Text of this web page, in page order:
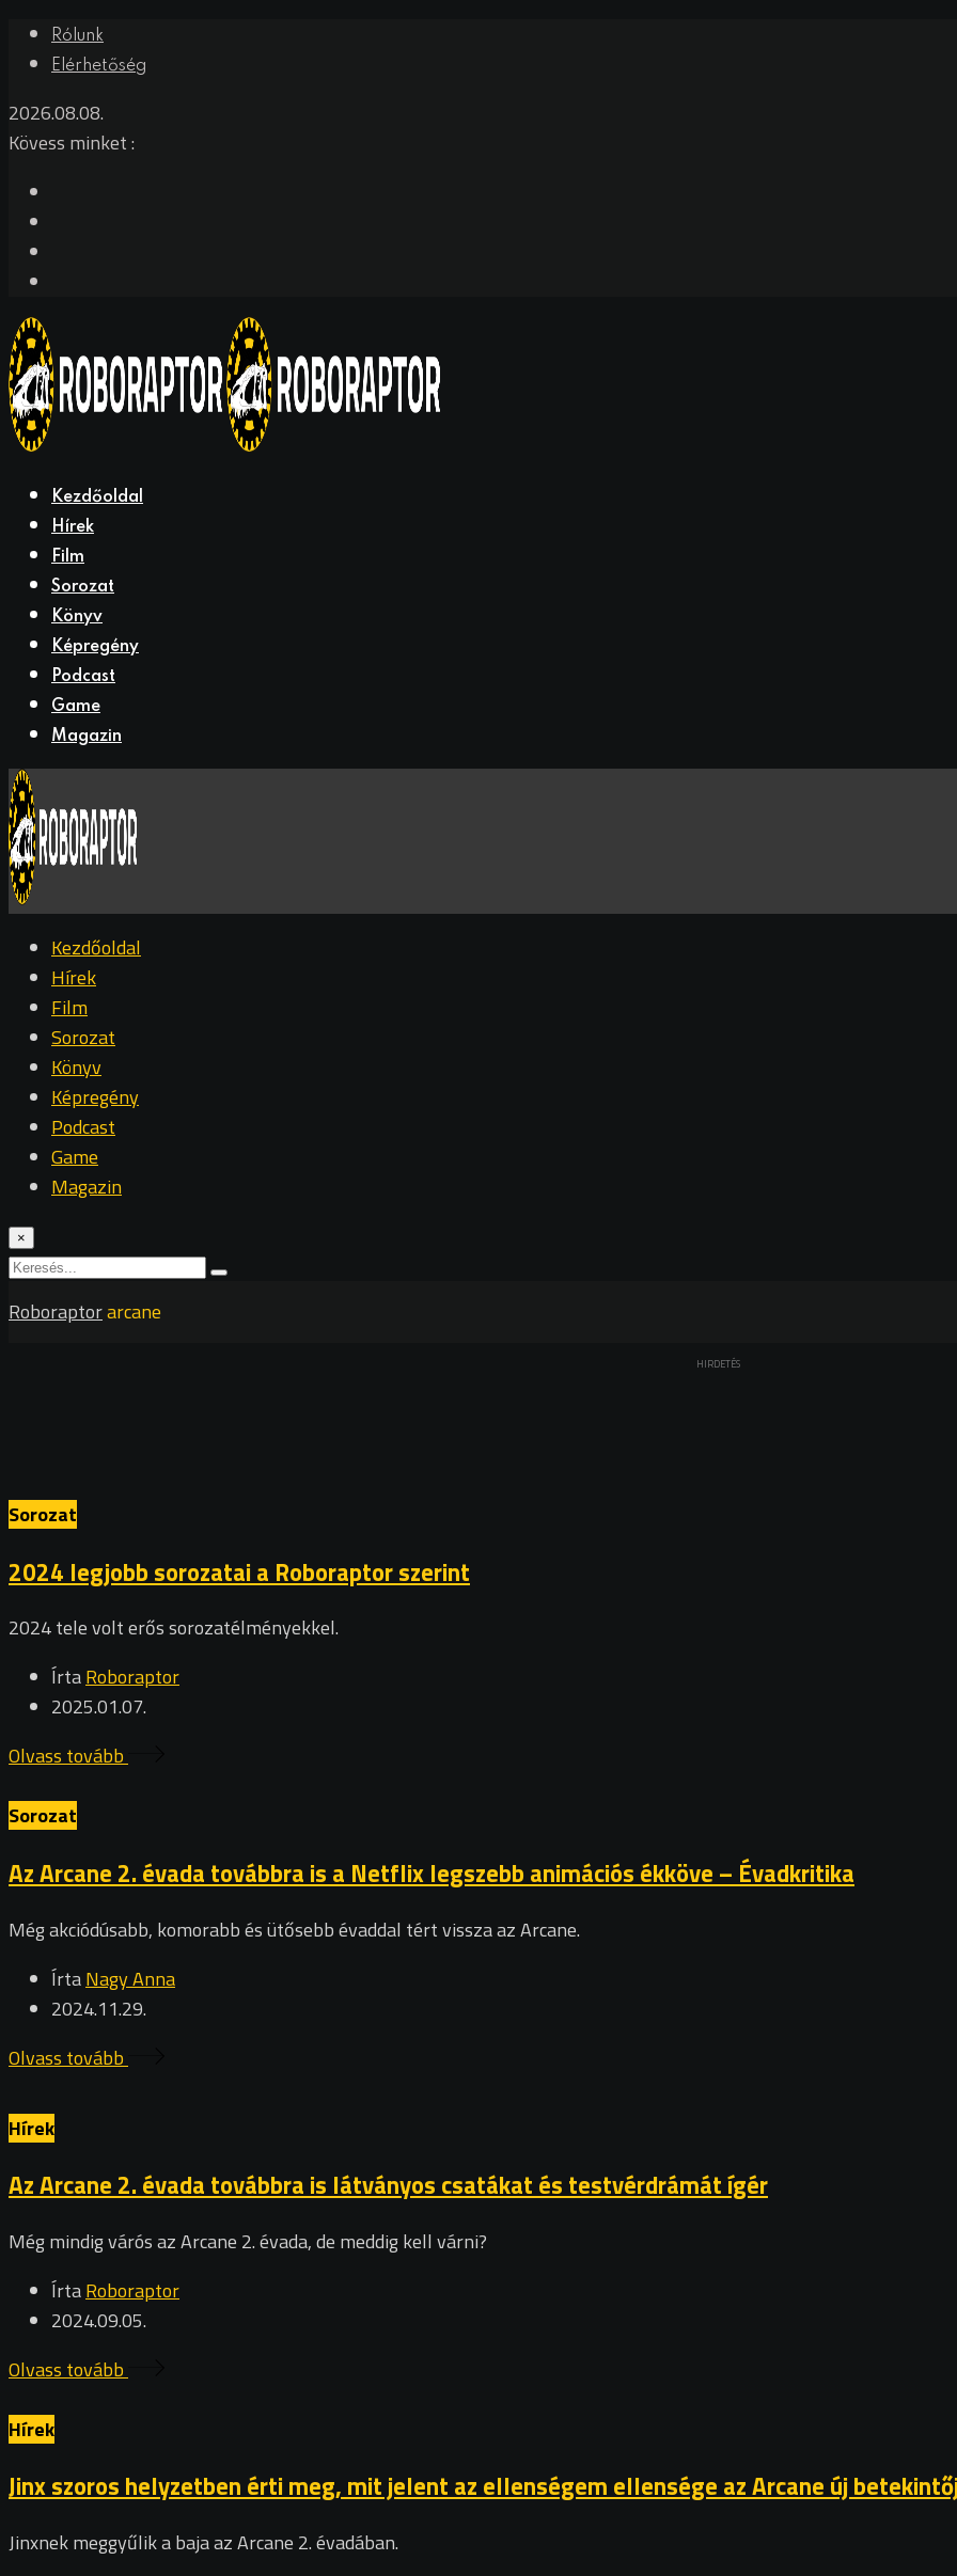
Rólunk
Elérhetőség
2026.08.08.
Kövess minket :
Kezdőoldal
Hírek
Film
Sorozat
Könyv
Képregény
Podcast
Game
Magazin
Kezdőoldal
Hírek
Film
Sorozat
Könyv
Képregény
Podcast
Game
Magazin
×
Roboraptorarcane
HIRDETÉS
Sorozat
2024 legjobb sorozatai a Roboraptor szerint
2024 tele volt erős sorozatélményekkel.
ÍrtaRoboraptor
2025.01.07.
Olvass tovább
Sorozat
Az Arcane 2. évada továbbra is a Netflix legszebb animációs ékköve – Évadkritika
Még akciódúsabb, komorabb és ütősebb évaddal tért vissza az Arcane.
ÍrtaNagy Anna
2024.11.29.
Olvass tovább
Hírek
Az Arcane 2. évada továbbra is látványos csatákat és testvérdrámát ígér
Még mindig várós az Arcane 2. évada, de meddig kell várni?
ÍrtaRoboraptor
2024.09.05.
Olvass tovább
Hírek
Jinx szoros helyzetben érti meg, mit jelent az ellenségem ellensége az Arcane új
Jinxnek meggyűlik a baja az Arcane 2. évadában.